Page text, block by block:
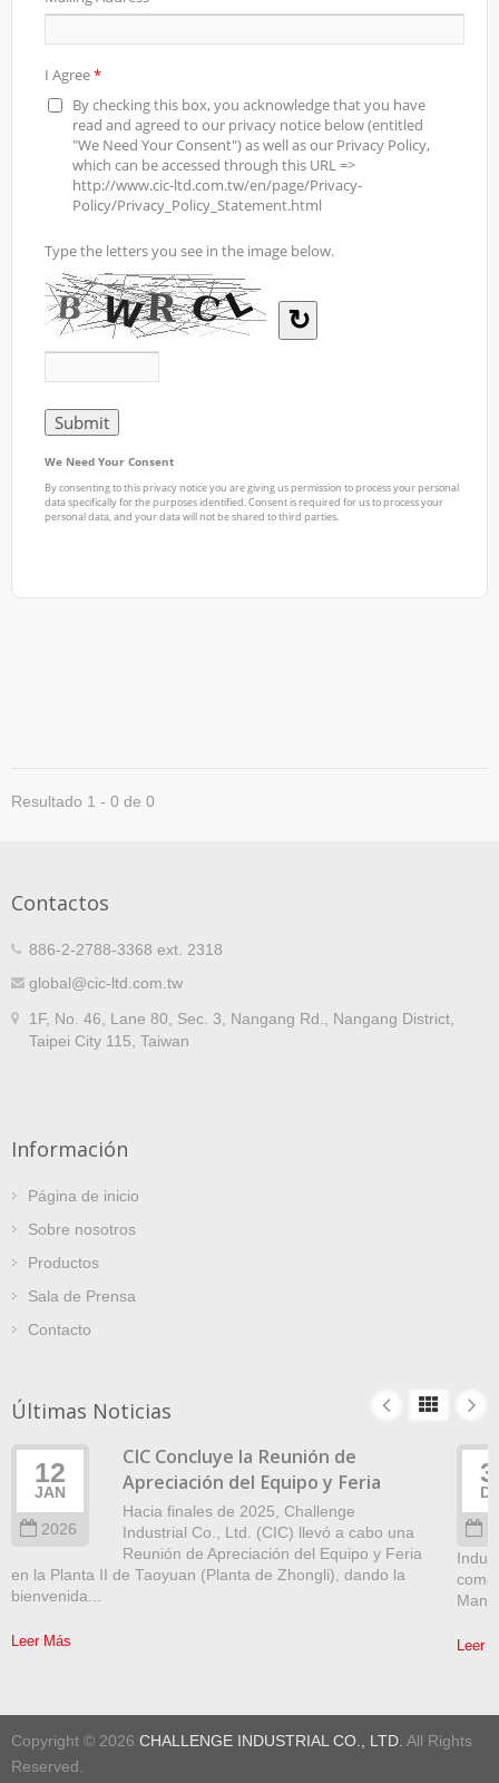
Resultado 1 - 0 de 0
Contactos
886-2-2788-3368 ext. 2318
global@cic-ltd.com.tw
1F, No. 46, Lane 80, Sec. 3, Nangang Rd., Nangang District,
Taipei City 115, Taiwan
Información
Página de inicio
Sobre nosotros
Productos
Sala de Prensa
Contacto
Últimas Noticias
12
JAN
2026
CIC Concluye la Reunión de
Apreciación del Equipo y Feria
Hacia finales de 2025, Challenge
Industrial Co., Ltd. (CIC) llevó a cabo una
Reunión de Apreciación del Equipo y Feria
en la Planta II de Taoyuan (Planta de Zhongli), dando la
bienvenida...
Leer Más
como
Leer
Copyright © 2026 CHALLENGE INDUSTRIAL CO., LTD. All Rights
Reserved.